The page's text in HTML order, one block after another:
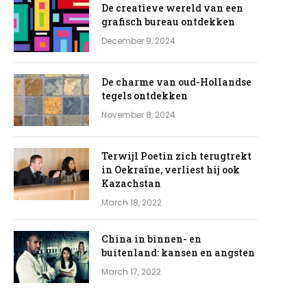
De creatieve wereld van een
grafisch bureau ontdekken
December 9, 2024
De charme van oud-Hollandse
tegels ontdekken
November 8, 2024
Terwijl Poetin zich terugtrekt
in Oekraïne, verliest hij ook
Kazachstan
March 18, 2022
China in binnen- en
buitenland: kansen en angsten
March 17, 2022